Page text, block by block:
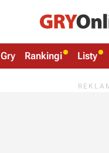
Gry Rankingi Listy